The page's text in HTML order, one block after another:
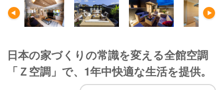
日本の家づくりの常識を変える全館空調
「Ｚ空調」で、1年中快適な生活を提供。